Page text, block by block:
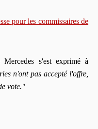
pour les commissaires de
s'est exprimé à
n'ont pas accepté l'offre,
vote."